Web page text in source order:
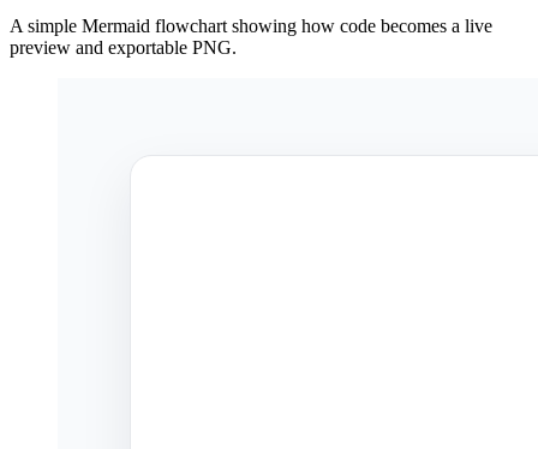
A simple Mermaid flowchart showing how code becomes a live
preview and exportable PNG.